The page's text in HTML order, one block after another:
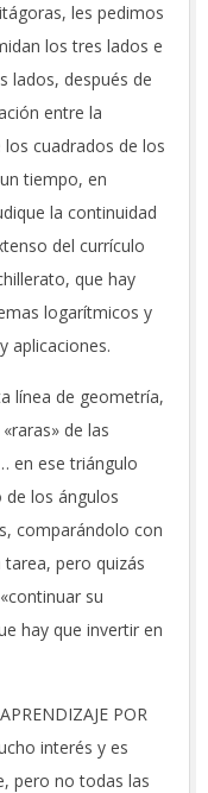
les pedimos
los tres lados e
lados, después de
entre la
cuadrados de los
tiempo, en
la continuidad
del currículo
que hay
logarítmicos y
aplicaciones.
línea de geometría,
de las
en ese triángulo
los ángulos
comparándolo con
pero quizás
su
hay que invertir en
POR
interés y es
pero no todas las